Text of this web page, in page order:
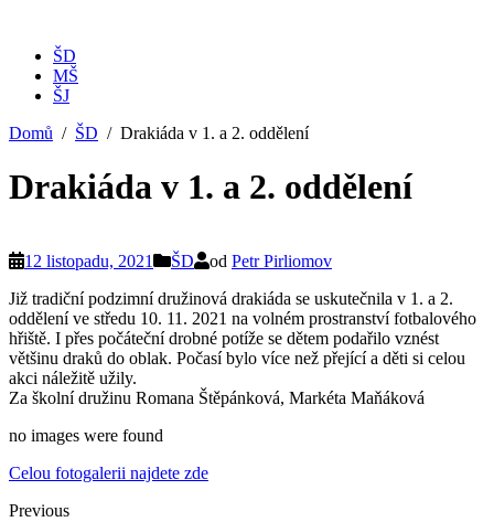
ŠD
MŠ
ŠJ
Domů
ŠD Drakiáda v 1. a 2. oddělení
Drakiáda v 1. a 2. oddělení
12 listopadu, 2021 ŠD od Petr Pirliomov
Již tradiční podzimní družinová drakiáda se uskutečnila v 1. a 2.
oddělení ve středu 10. 11. 2021 na volném prostranství fotbalového
hřiště. I přes počáteční drobné potíže se dětem podařilo vznést
většinu draků do oblak. Počasí bylo více než přející a děti si celou
akci náležitě užily.
Za školní družinu Romana Štěpánková, Markéta Maňáková
no images were found
Celou fotogalerii najdete zde
Previous